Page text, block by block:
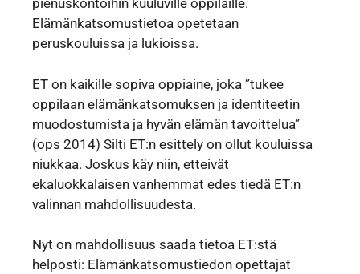
pienuskontoihin kuuluville oppilaille.
Elämänkatsomustietoa opetetaan
peruskouluissa ja lukioissa.
ET on kaikille sopiva oppiaine, joka ”tukee
oppilaan elämänkatsomuksen ja identiteetin
muodostumista ja hyvän elämän tavoittelua”
(ops 2014) Silti ET:n esittely on ollut kouluissa
niukkaa. Joskus käy niin, etteivät
ekaluokkalaisen vanhemmat edes tiedä ET:n
valinnan mahdollisuudesta.
Nyt on mahdollisuus saada tietoa ET:stä
helposti: Elämänkatsomustiedon opettajat